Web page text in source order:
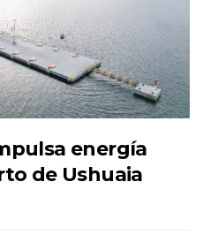
energía
de Ushuaia